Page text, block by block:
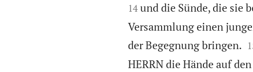
14 und die Sünde, die sie
Versammlung einen
der Begegnung bringen.
HERRN die Hände auf